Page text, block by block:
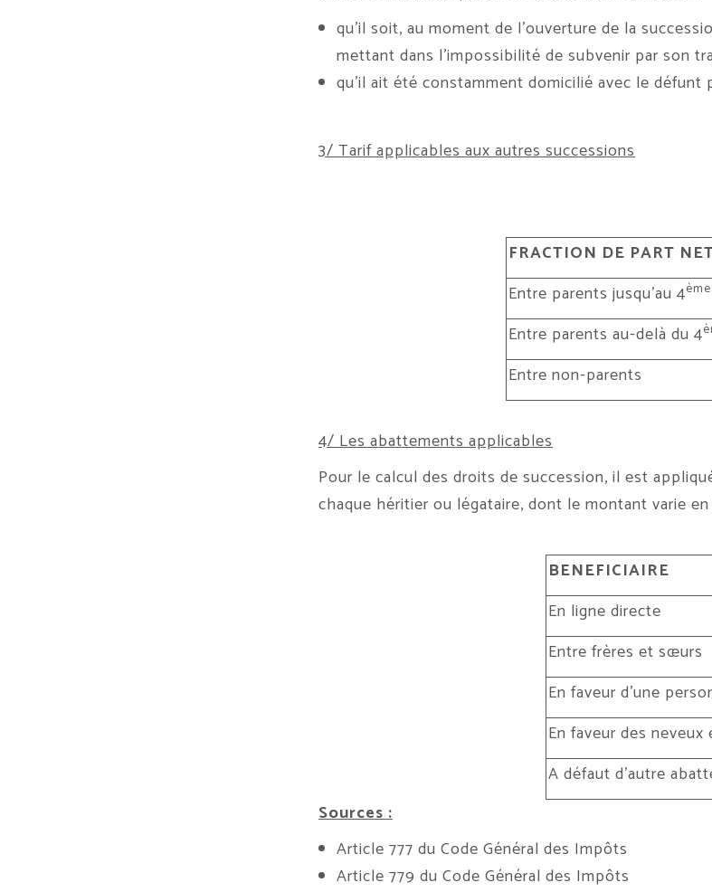
qu’il soit, au moment de l’ouverture de la
mettant dans l’impossibilité de subvenir par son
qu’il ait été constamment domicilié avec le
3/ Tarif applicables aux autres successions
FRACTION DE PART
Entre parents jusqu’au 4ème
Entre parents au-delà du 4
Entre non-parents
4/ Les abattements applicables
Pour le calcul des droits de succession, il est
chaque héritier ou légataire, dont le montant varie
BENEFICIAIRE
En ligne directe
Entre frères et sœurs
En faveur d’une
En faveur des neveux
A défaut d’autre
Sources :
Article 777 du Code Général des Impôts
Article 779 du Code Général des Impôts